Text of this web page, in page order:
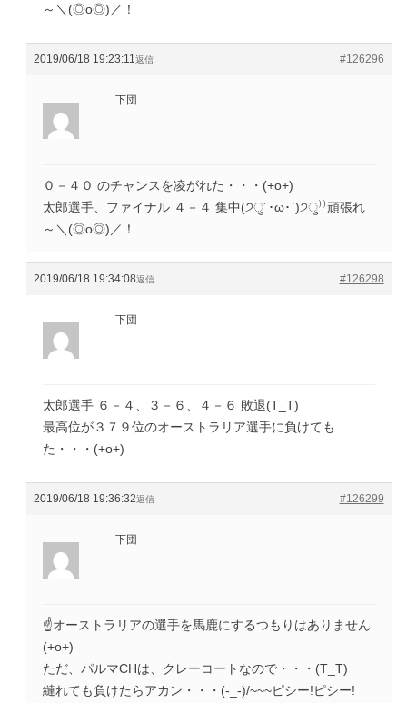
～＼(◎o◎)／！
2019/06/18 19:23:11 #126296
返信
下団
０－４０ のチャンスを凌がれた・・・(+o+)
太郎選手、ファイナル ４－４ 集中(੭ु´･ω･`)੭ु⁾⁾頑張れ
～＼(◎o◎)／！
2019/06/18 19:34:08 #126298
返信
下団
太郎選手 ６－４、３－６、４－６ 敗退(T_T)
最高位が３７９位のオーストラリア選手に負けても
た・・・(+o+)
2019/06/18 19:36:32 #126299
返信
下団
☝オーストラリアの選手を馬鹿にするつもりはありません
(+o+)
ただ、パルマCHは、クレーコートなので・・・(T_T)
縺れても負けたらアカン・・・(-_-)/~~~ピシー!ピシー!